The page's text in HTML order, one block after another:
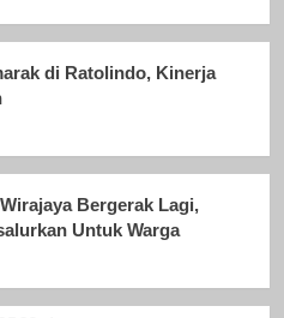
di Ratolindo, Kinerja
Bergerak Lagi,
Untuk Warga